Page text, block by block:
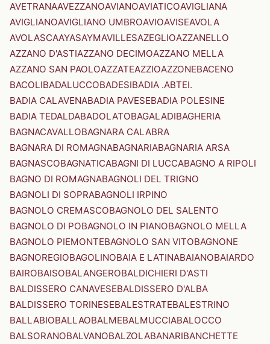
AVETRANAAVEZZANOAVIANOAVIATICOAVIGLIANA
AVIGLIANOAVIGLIANO UMBROAVIOAVISEAVOLA
AVOLASCAAYASAYMAVILLESAZEGLIOAZZANELLO
AZZANO D'ASTIAZZANO DECIMOAZZANO MELLA
AZZANO SAN PAOLOAZZATEAZZIOAZZONEBACENO
BACOLIBADALUCCOBADESIBADIA .ABTEI.
BADIA CALAVENABADIA PAVESEBADIA POLESINE
BADIA TEDALDABADOLATOBAGALADIBAGHERIA
BAGNACAVALLOBAGNARA CALABRA
BAGNARA DI ROMAGNABAGNARIABAGNARIA ARSA
BAGNASCOBAGNATICABAGNI DI LUCCABAGNO A RIPOLI
BAGNO DI ROMAGNABAGNOLI DEL TRIGNO
BAGNOLI DI SOPRABAGNOLI IRPINO
BAGNOLO CREMASCOBAGNOLO DEL SALENTO
BAGNOLO DI POBAGNOLO IN PIANOBAGNOLO MELLA
BAGNOLO PIEMONTEBAGNOLO SAN VITOBAGNONE
BAGNOREGIOBAGOLINOBAIA E LATINABAIANOBAIARDO
BAIROBAISOBALANGEROBALDICHIERI D'ASTI
BALDISSERO CANAVESEBALDISSERO D'ALBA
BALDISSERO TORINESEBALESTRATEBALESTRINO
BALLABIOBALLAOBALMEBALMUCCIABALOCCO
BALSORANOBALVANOBALZOLABANARIBANCHETTE